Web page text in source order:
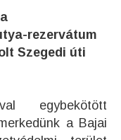
rezervátum
Szegedi úti
egybekötött
a Bajai